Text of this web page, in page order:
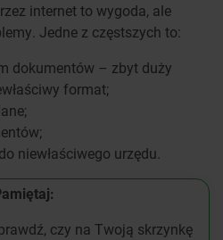
internet to wygoda, ale
Jedne z częstszych to:
dokumentów – zbyt duży
format;
niewłaściwego urzędu.
czy na Twoją skrzynkę